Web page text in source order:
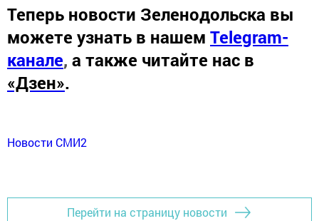
Теперь новости Зеленодольска вы
можете узнать в нашем Telegram-
канале, а также читайте нас в
«Дзен».
Новости СМИ2
Перейти на страницу новости